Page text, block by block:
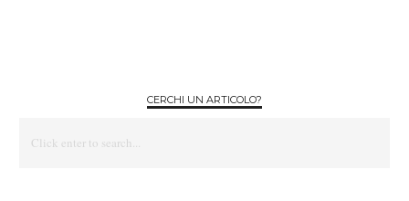
CERCHI UN ARTICOLO?